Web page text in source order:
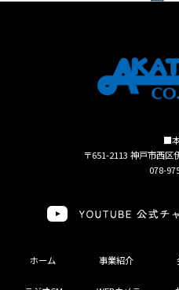
■
〒651-2113 神戸市西区
078-
ホーム 事業紹介